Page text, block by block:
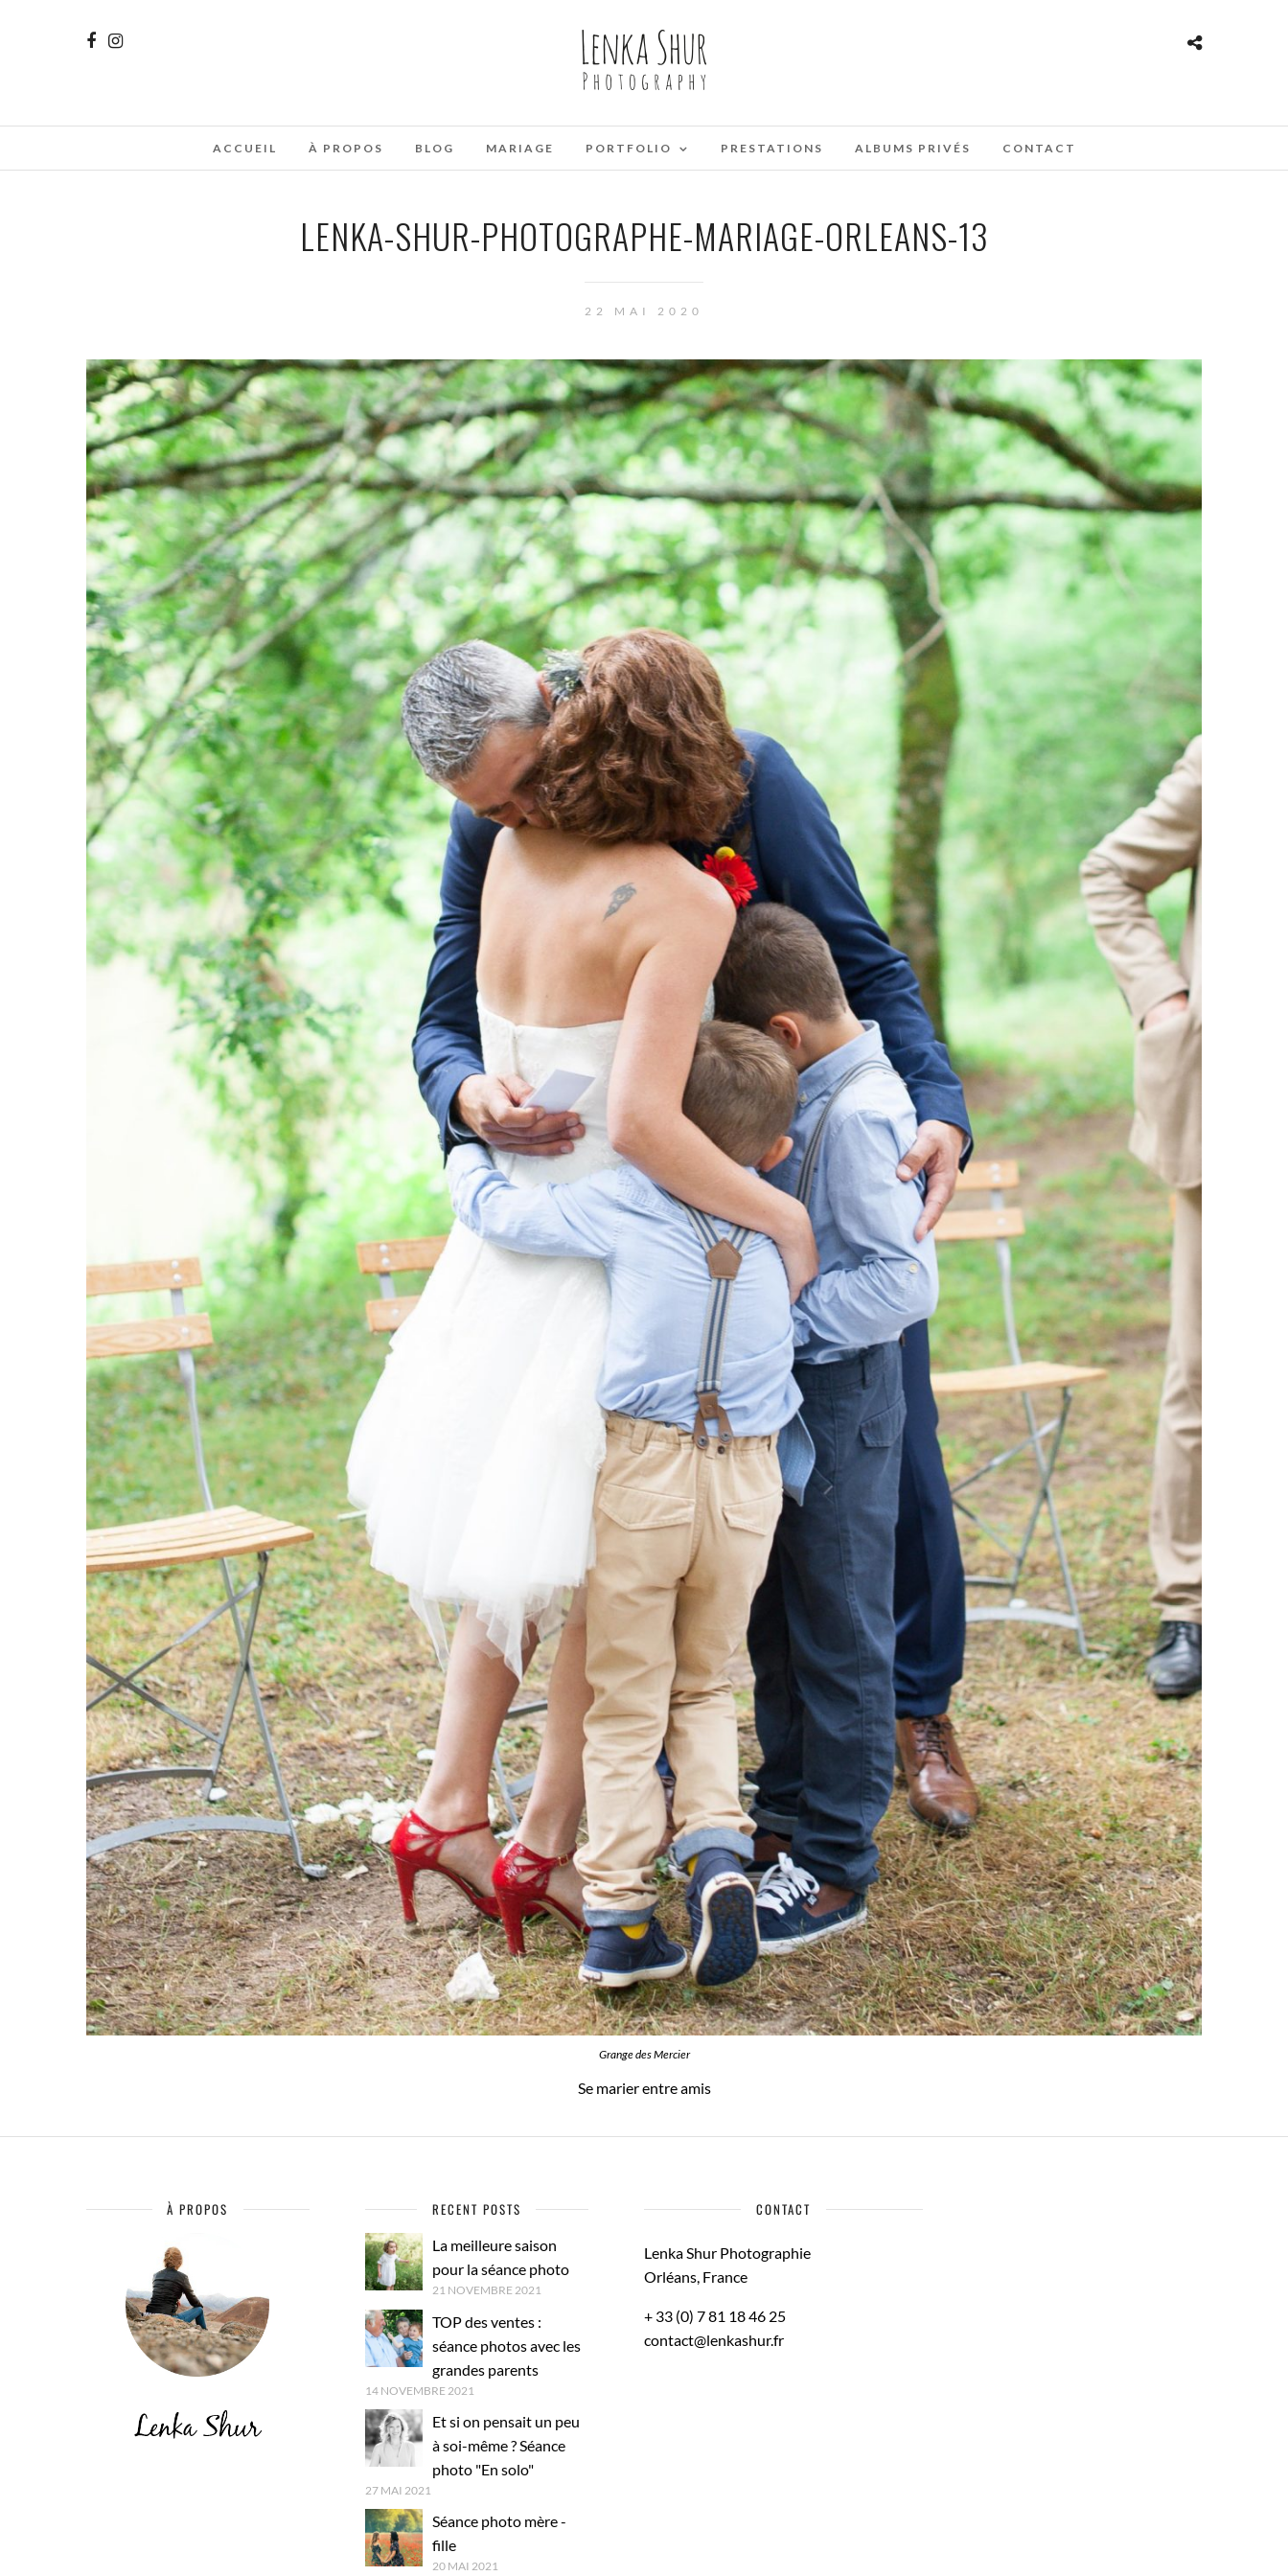
ACCUEIL À PROPOS BLOG MARIAGE PORTFOLIO PRESTATIONS ALBUMS PRIVÉS CONTACT
LENKA-SHUR-PHOTOGRAPHE-MARIAGE-ORLEANS-13
22 MAI 2020
Grange des Mercier
Se marier entre amis
À PROPOS RECENT POSTS
La meilleure saison
pour la séance photo
21 NOVEMBRE 2021
TOP des ventes :
séance photos avec les
grandes parents
14 NOVEMBRE 2021
Et si on pensait un peu
à soi-même ? Séance
photo "En solo"
27 MAI 2021
Séance photo mère -
fille
20 MAI 2021
CONTACT
Lenka Shur Photographie
Orléans, France
+ 33 (0) 7 81 18 46 25
contact@lenkashur.fr